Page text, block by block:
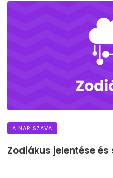
A NAP SZAVA
Zodiákus jelentése és